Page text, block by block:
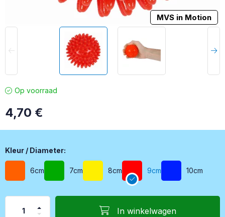
MVS in Motion
Op voorraad
4,70 €
Kleur / Diameter
Kleur / Diameter:
6cm 7cm 8cm 9cm 10cm
In winkelwagen